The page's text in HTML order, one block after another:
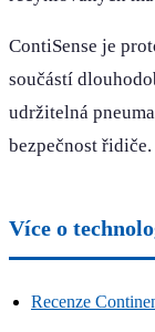
ContiSense je
součástí
udržitelná
bezpečnost řidiče.
Více o
Recenze